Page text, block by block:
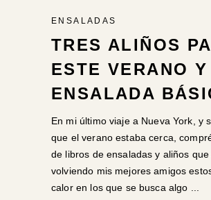
ENSALADAS
TRES ALIÑOS
ESTE VERANO Y
ENSALADA
En mi último viaje a Nueva York, y
que el verano estaba cerca,
de libros de ensaladas y aliños que
volviendo mis mejores amigos
calor en los que se busca algo